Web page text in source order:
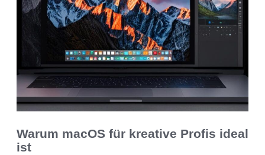
Warum macOS für kreative Profis ideal
ist